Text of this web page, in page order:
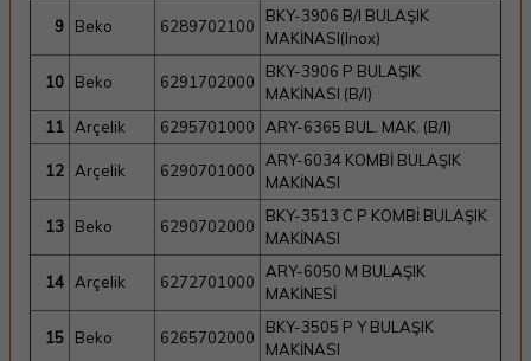
9 Beko 6289702100
BKY-3906 B/I BULAŞIK
MAKİNASI(Inox)
10 Beko 6291702000
BKY-3906 P BULAŞIK
MAKİNASI (B/I)
11 Arçelik 6295701000 ARY-6365 BUL. MAK. (B/I)
12 Arçelik 6290701000
ARY-6034 KOMBİ BULAŞIK
MAKİNASI
13 Beko 6290702000
BKY-3513 C P KOMBİ BULAŞIK
MAKİNASI
14 Arçelik 6272701000
ARY-6050 M BULAŞIK
MAKİNESİ
15 Beko 6265702000
BKY-3505 P Y BULAŞIK
MAKİNASI